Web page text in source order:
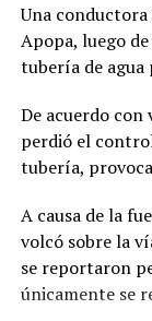
Una
Apopa, luego
tubería de agua
De acuerdo
perdió el
tubería,
A causa de la
volcó sobre la
se reportaron
únicamente se